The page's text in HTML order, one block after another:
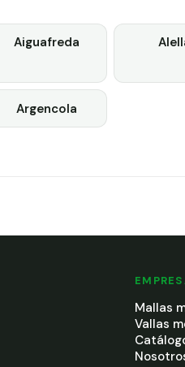
Aiguafreda
Argencola
Mallas
Vallas